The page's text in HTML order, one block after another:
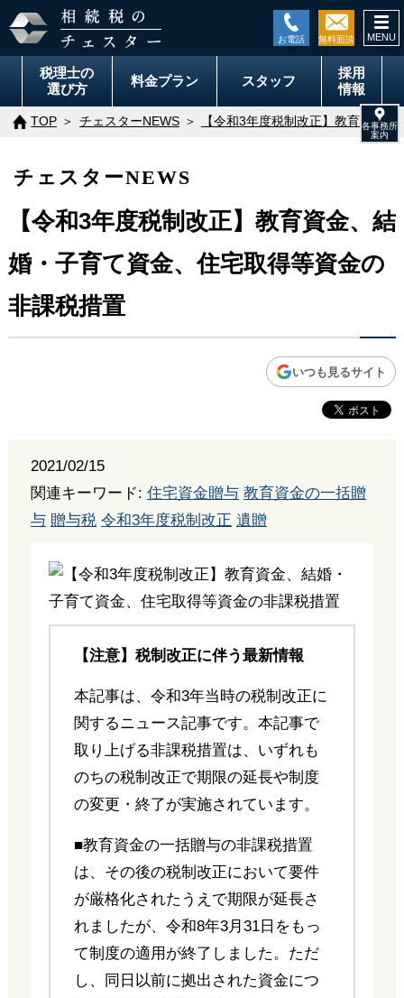
税理士の
選び方
料金プラン スタッフ
採用
情報
TOP チェスターNEWS 【令和3年度税制改正】教育資金
チェスターNEWS
【令和3年度税制改正】教育資金、結
婚・子育て資金、住宅取得等資金の
非課税措置
いつも見るサイト
2021/02/15
関連キーワード: 住宅資金贈与 教育資金の一括贈
与 贈与税 令和3年度税制改正 遺贈
【注意】税制改正に伴う最新情報
本記事は、令和3年当時の税制改正に
関するニュース記事です。本記事で
取り上げる非課税措置は、いずれも
のちの税制改正で期限の延長や制度
の変更・終了が実施されています。
■教育資金の一括贈与の非課税措置
は、その後の税制改正において要件
が厳格化されたうえで期限が延長さ
れましたが、令和8年3月31日をもっ
て制度の適用が終了しました。ただ
し、同日以前に拠出された資金につ